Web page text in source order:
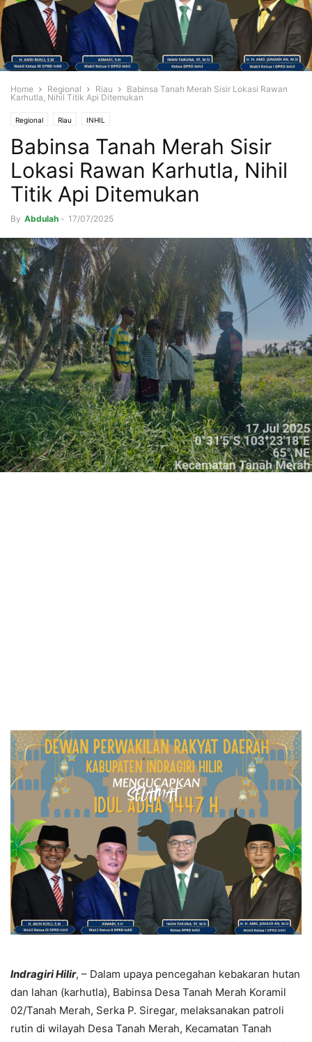
Home Regional Riau
Babinsa Tanah Merah Sisir Lokasi Rawan
Karhutla, Nihil Titik Api Ditemukan
Regional Riau INHIL
Babinsa Tanah Merah Sisir
Lokasi Rawan Karhutla, Nihil
Titik Api Ditemukan
By Abdulah - 17/07/2025
Indragiri Hilir, – Dalam upaya pencegahan kebakaran hutan
dan lahan (karhutla), Babinsa Desa Tanah Merah Koramil
02/Tanah Merah, Serka P. Siregar, melaksanakan patroli
rutin di wilayah Desa Tanah Merah, Kecamatan Tanah